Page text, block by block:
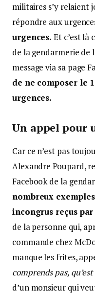
militaires s’y relaient
répondre aux
urgences. Et c’est là
de la gendarmerie de
message via sa page
de ne composer le
urgences.
Un appel pour
Car ce n’est pas
Alexandre Poupard,
Facebook de la
nombreux
incongrus reçus
de la personne qui,
commande chez
manque les frites,
comprends pas,
d’un monsieur qui